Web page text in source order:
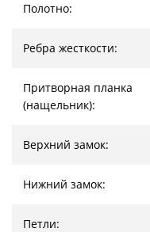
Полотно:
Ребра жесткости:
Притворная планка
(нащельник):
Верхний замок:
Нижний замок:
Петли: